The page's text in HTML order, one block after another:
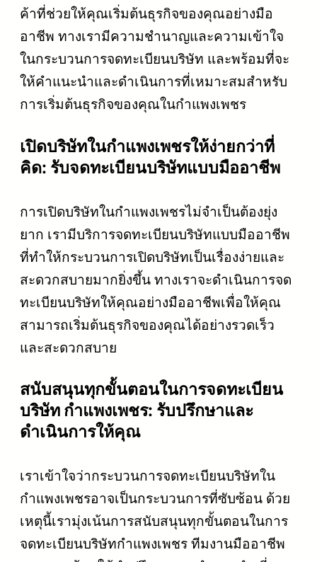
ค้าที่ช่วยให้คุณเริ่มต้นธุรกิจของคุณอย่างมือ
อาชีพ ทางเรามีความชำนาญและความเข้าใจ
ในกระบวนการจดทะเบียนบริษัท และพร้อมที่จะ
ให้คำแนะนำและดำเนินการที่เหมาะสมสำหรับ
การเริ่มต้นธุรกิจของคุณในกำแพงเพชร
เปิดบริษัทในกำแพงเพชรให้ง่ายกว่าที่
คิด: รับจดทะเบียนบริษัทแบบมืออาชีพ
การเปิดบริษัทในกำแพงเพชรไม่จำเป็นต้องยุ่ง
ยาก เรามีบริการจดทะเบียนบริษัทแบบมืออาชีพ
ที่ทำให้กระบวนการเปิดบริษัทเป็นเรื่องง่ายและ
สะดวกสบายมากยิ่งขึ้น ทางเราจะดำเนินการจด
ทะเบียนบริษัทให้คุณอย่างมืออาชีพเพื่อให้คุณ
สามารถเริ่มต้นธุรกิจของคุณได้อย่างรวดเร็ว
และสะดวกสบาย
สนับสนุนทุกขั้นตอนในการจดทะเบียน
บริษัท กำแพงเพชร: รับปรึกษาและ
ดำเนินการให้คุณ
เราเข้าใจว่ากระบวนการจดทะเบียนบริษัทใน
กำแพงเพชรอาจเป็นกระบวนการที่ซับซ้อน ด้วย
เหตุนี้เรามุ่งเน้นการสนับสนุนทุกขั้นตอนในการ
จดทะเบียนบริษัทกำแพงเพชร ทีมงานมืออาชีพ